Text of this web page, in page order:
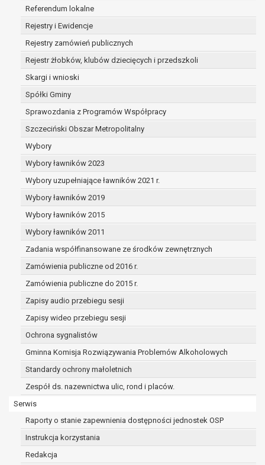
Referendum lokalne
Rejestry i Ewidencje
Rejestry zamówień publicznych
Rejestr żłobków, klubów dziecięcych i przedszkoli
Skargi i wnioski
Spółki Gminy
Sprawozdania z Programów Współpracy
Szczeciński Obszar Metropolitalny
Wybory
Wybory ławników 2023
Wybory uzupełniające ławników 2021 r.
Wybory ławników 2019
Wybory ławników 2015
Wybory ławników 2011
Zadania współfinansowane ze środków zewnętrznych
Zamówienia publiczne od 2016 r.
Zamówienia publiczne do 2015 r.
Zapisy audio przebiegu sesji
Zapisy wideo przebiegu sesji
Ochrona sygnalistów
Gminna Komisja Rozwiązywania Problemów Alkoholowych
Standardy ochrony małoletnich
Zespół ds. nazewnictwa ulic, rond i placów.
Serwis
Raporty o stanie zapewnienia dostępności jednostek OSP
Instrukcja korzystania
Redakcja
w przypadku gdy:
dane nie są już niezbędne do celów,
dla których były zebrane lub w inny
sposób przetwarzane,
osoba, której dane dotyczą, wniosła
sprzeciw wobec przetwarzania
danych osobowych,
zgodę na przetwarzanie danych
osobowych, która jest podstawą
przetwarzania danych i nie ma innej
danych,
dane osobowe przetwarzane są
niezgodnie z prawem,
dane osobowe muszą być usunięte w
celu wywiązania się z obowiązku
prawo do żądania ograniczenia
przetwarzania danych osobowych na
podstawie art. 18 RODO, w przypadku gdy:
osoba, której dane dotyczą
kwestionuje prawidłowość danych
osobowych – na okres pozwalający
administratorowi sprawdzić
przetwarzanie danych jest niezgodne
z prawem, a osoba, której dane
dotyczą, sprzeciwia się usunięciu
danych, żądając w zamian ich
ograniczenia,
danych dla swoich celów, ale osoba,
której dane dotyczą, potrzebuje ich do
ustalenia, obrony lub dochodzenia
roszczeń,